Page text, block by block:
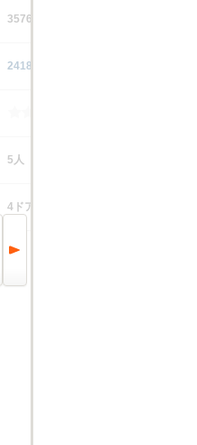
3576～4040万円
2418.2万円
5人
4ドア